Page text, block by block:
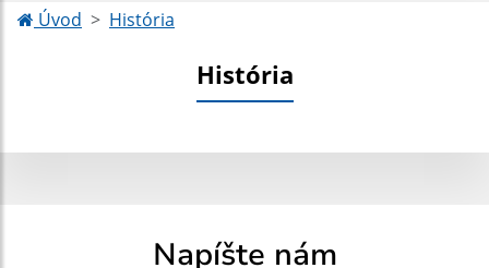
Úvod História
História
Napíšte nám